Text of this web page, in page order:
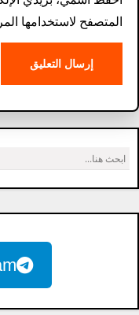
المتصفح لاستخدامها